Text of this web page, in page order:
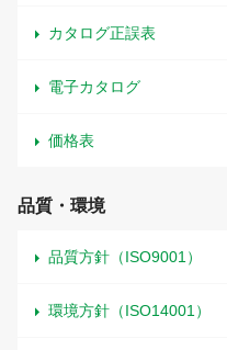
カタログ正誤表
電子カタログ
価格表
品質・環境
品質方針（ISO9001）
環境方針（ISO14001）